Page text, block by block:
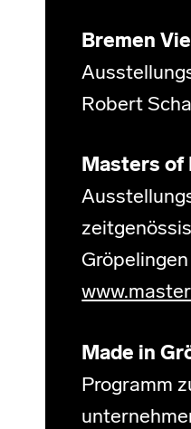
Bremen
Robert
Masters of
Made in
Programm